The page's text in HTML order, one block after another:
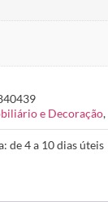
e Decoração,
de 4 a 10 dias úteis